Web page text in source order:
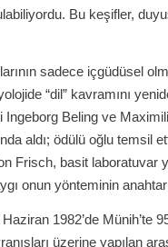
Bu keşifler,
sadece içgüdüsel
“dil” kavramını
Beling ve
aldı; ödülü oğlu temsil
Frisch, basit laboratuvar
onun yönteminin
1982’de Münih’te
üzerine yapılan